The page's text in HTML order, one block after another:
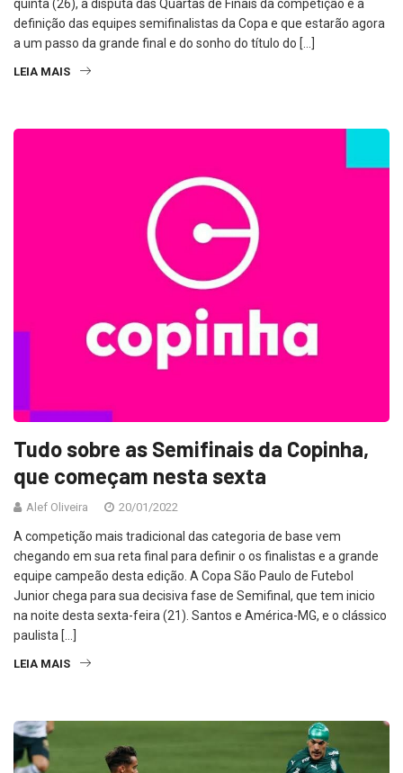
quinta (26), a disputa das Quartas de Finais da competição e a
definição das equipes semifinalistas da Copa e que estarão agora
a um passo da grande final e do sonho do título do […]
LEIA MAIS
Tudo sobre as Semifinais da Copinha,
que começam nesta sexta
Alef Oliveira 20/01/2022
A competição mais tradicional das categoria de base vem
chegando em sua reta final para definir o os finalistas e a grande
equipe campeão desta edição. A Copa São Paulo de Futebol
Junior chega para sua decisiva fase de Semifinal, que tem inicio
na noite desta sexta-feira (21). Santos e América-MG, e o clássico
paulista […]
LEIA MAIS